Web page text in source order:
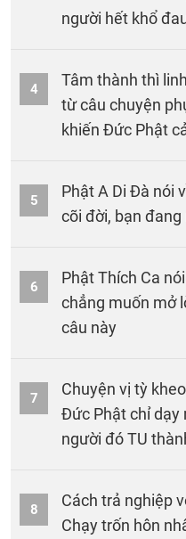
người hết khổ
4
Tâm thành thì
từ câu chuyện
khiến Đức Phật
5
Phật A Di Đà nói
cõi đời, bạn
6
Phật Thích Ca
chẳng muốn mở
câu này
7
Chuyện vị tỳ
Đức Phật chỉ dạy
người đó TU
8
Cách trả nghiệp
Chạy trốn hôn